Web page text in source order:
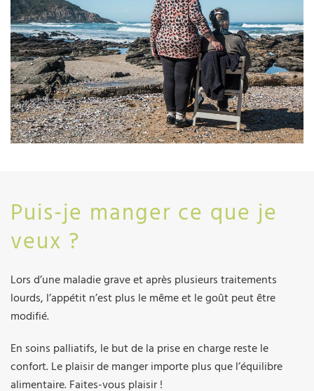
Puis-je manger ce que je
veux ?
Lors d’une maladie grave et après plusieurs traitements
lourds, l’appétit n’est plus le même et le goût peut être
modifié.
En soins palliatifs, le but de la prise en charge reste le
confort. Le plaisir de manger importe plus que l’équilibre
alimentaire. Faites-vous plaisir !